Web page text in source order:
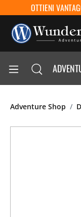
OTTIENI
Adventure Shop